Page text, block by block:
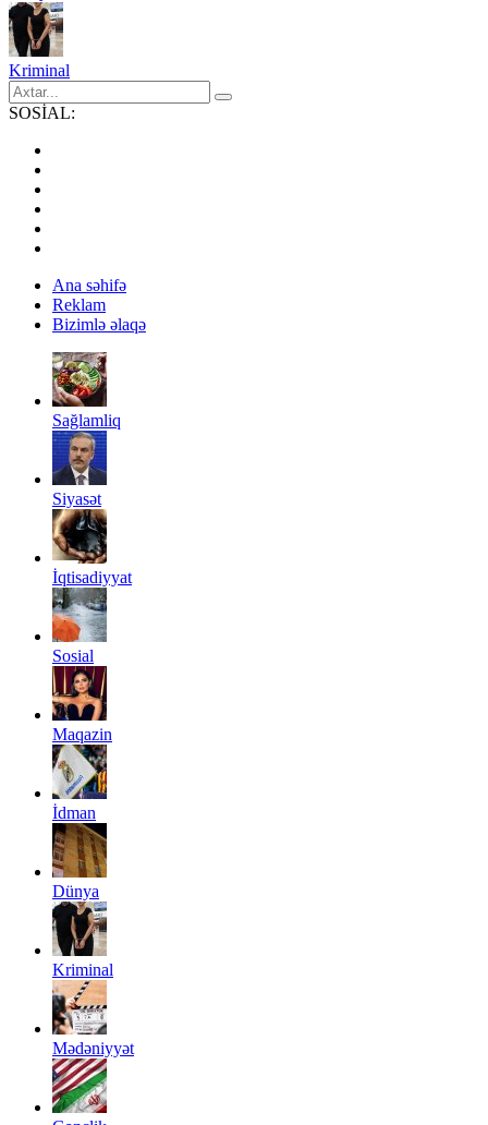
Kriminal
SOSİAL:
Ana səhifə
Reklam
Bizimlə əlaqə
Sağlamliq
Siyasət
İqtisadiyyat
Sosial
Maqazin
İdman
Dünya
Kriminal
Mədəniyyət